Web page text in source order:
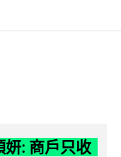
妍: 商戶只收